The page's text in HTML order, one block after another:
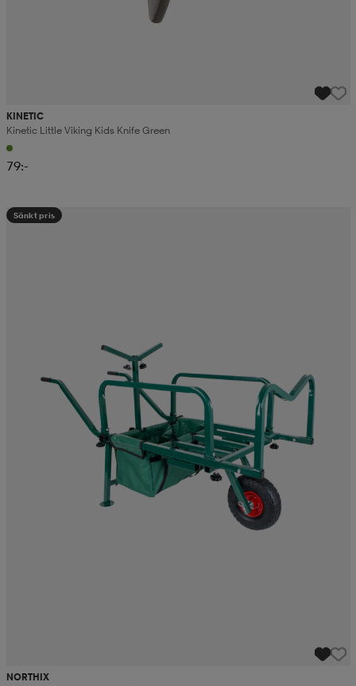
KINETIC
Kinetic Little Viking Kids Knife Green
79:-
Sänkt pris
NORTHIX